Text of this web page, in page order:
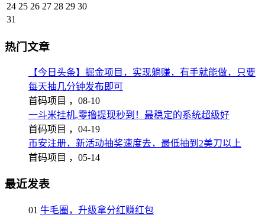
24 25 26 27 28 29 30
31
热门文章
【今日头条】掘金项目，实现躺赚，有手就能做，只要
每天抽几分钟发布即可
首码项目 ， 08-10
一斗米挂机,零撸提现秒到！最稳定的系统超级好
首码项目 ， 04-19
币安注册，新活动抽奖速度去，最低抽到2美刀以上
首码项目 ， 05-14
最近发表
01 牛毛圈，升级拿分红赚红包